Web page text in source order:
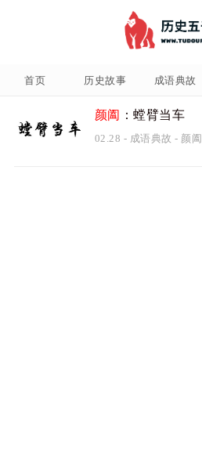
首页 历史故事 成语典故
颜阖 ：螳臂当车
02.28 - 成语典故 - 颜阖